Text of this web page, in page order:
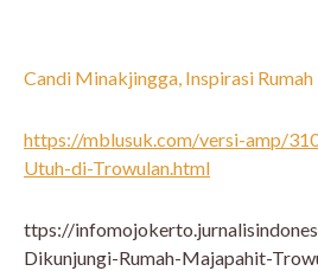
Candi Minakjingga, Inspirasi
https://mblusuk.com/versi-amp/
Utuh-di-Trowulan.html
ttps://
Dikunjungi-Rumah-Majapahit-